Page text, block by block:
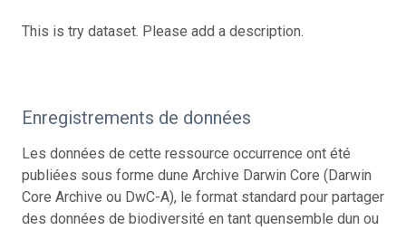
This is try dataset. Please add a description.
Enregistrements de données
Les données de cette ressource occurrence ont été
publiées sous forme dune Archive Darwin Core (Darwin
Core Archive ou DwC-A), le format standard pour partager
des données de biodiversité en tant quensemble dun ou